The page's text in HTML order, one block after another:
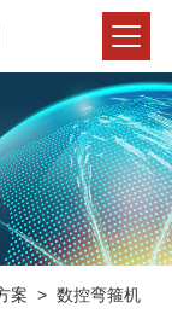
案 > 数控弯箍机